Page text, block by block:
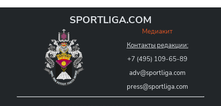
SPORTLIGA.COM
Медиакит
Контакты редакции:
+7 (495) 109-65-89
adv@sportliga.com
press@sportliga.com